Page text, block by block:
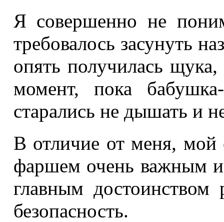
Я совершенно не
требовалось засунуть
опять получилась
момент, пока
старались не дышать и
В отличие от меня, мой
фаршем очень важным
главным
безопасность.